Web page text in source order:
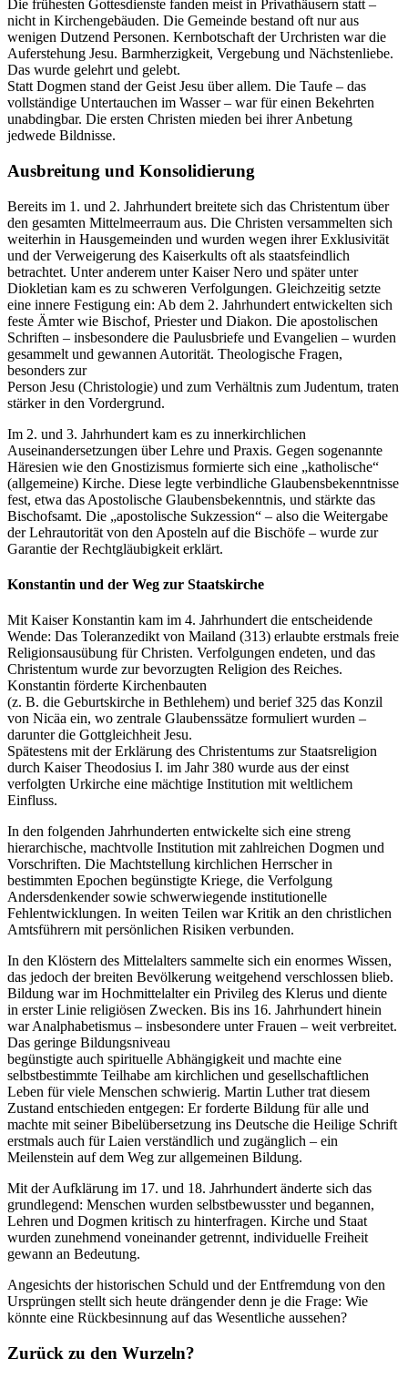
Die frühesten Gottesdienste fanden meist in Privathäusern statt –
nicht in Kirchengebäuden. Die Gemeinde bestand oft nur aus
wenigen Dutzend Personen. Kernbotschaft der Urchristen war die
Auferstehung Jesu. Barmherzigkeit, Vergebung und Nächstenliebe.
Das wurde gelehrt und gelebt.
Statt Dogmen stand der Geist Jesu über allem. Die Taufe – das
vollständige Untertauchen im Wasser – war für einen Bekehrten
unabdingbar. Die ersten Christen mieden bei ihrer Anbetung
jedwede Bildnisse.
Ausbreitung und Konsolidierung
Bereits im 1. und 2. Jahrhundert breitete sich das Christentum über
den gesamten Mittelmeerraum aus. Die Christen versammelten sich
weiterhin in Hausgemeinden und wurden wegen ihrer Exklusivität
und der Verweigerung des Kaiserkults oft als staatsfeindlich
betrachtet. Unter anderem unter Kaiser Nero und später unter
Diokletian kam es zu schweren Verfolgungen. Gleichzeitig setzte
eine innere Festigung ein: Ab dem 2. Jahrhundert entwickelten sich
feste Ämter wie Bischof, Priester und Diakon. Die apostolischen
Schriften – insbesondere die Paulusbriefe und Evangelien – wurden
gesammelt und gewannen Autorität. Theologische Fragen,
besonders zur
Person Jesu (Christologie) und zum Verhältnis zum Judentum, traten
stärker in den Vordergrund.
Im 2. und 3. Jahrhundert kam es zu innerkirchlichen
Auseinandersetzungen über Lehre und Praxis. Gegen sogenannte
Häresien wie den Gnostizismus formierte sich eine „katholische“
(allgemeine) Kirche. Diese legte verbindliche Glaubensbekenntnisse
fest, etwa das Apostolische Glaubensbekenntnis, und stärkte das
Bischofsamt. Die „apostolische Sukzession“ – also die Weitergabe
der Lehrautorität von den Aposteln auf die Bischöfe – wurde zur
Garantie der Rechtgläubigkeit erklärt.
Konstantin und der Weg zur Staatskirche
Mit Kaiser Konstantin kam im 4. Jahrhundert die entscheidende
Wende: Das Toleranzedikt von Mailand (313) erlaubte erstmals freie
Religionsausübung für Christen. Verfolgungen endeten, und das
Christentum wurde zur bevorzugten Religion des Reiches.
Konstantin förderte Kirchenbauten
(z. B. die Geburtskirche in Bethlehem) und berief 325 das Konzil
von Nicäa ein, wo zentrale Glaubenssätze formuliert wurden –
darunter die Gottgleichheit Jesu.
Spätestens mit der Erklärung des Christentums zur Staatsreligion
durch Kaiser Theodosius I. im Jahr 380 wurde aus der einst
verfolgten Urkirche eine mächtige Institution mit weltlichem
Einfluss.
In den folgenden Jahrhunderten entwickelte sich eine streng
hierarchische, machtvolle Institution mit zahlreichen Dogmen und
Vorschriften. Die Machtstellung kirchlichen Herrscher in
bestimmten Epochen begünstigte Kriege, die Verfolgung
Andersdenkender sowie schwerwiegende institutionelle
Fehlentwicklungen. In weiten Teilen war Kritik an den christlichen
Amtsführern mit persönlichen Risiken verbunden.
In den Klöstern des Mittelalters sammelte sich ein enormes Wissen,
das jedoch der breiten Bevölkerung weitgehend verschlossen blieb.
Bildung war im Hochmittelalter ein Privileg des Klerus und diente
in erster Linie religiösen Zwecken. Bis ins 16. Jahrhundert hinein
war Analphabetismus – insbesondere unter Frauen – weit verbreitet.
Das geringe Bildungsniveau
begünstigte auch spirituelle Abhängigkeit und machte eine
selbstbestimmte Teilhabe am kirchlichen und gesellschaftlichen
Leben für viele Menschen schwierig. Martin Luther trat diesem
Zustand entschieden entgegen: Er forderte Bildung für alle und
machte mit seiner Bibelübersetzung ins Deutsche die Heilige Schrift
erstmals auch für Laien verständlich und zugänglich – ein
Meilenstein auf dem Weg zur allgemeinen Bildung.
Mit der Aufklärung im 17. und 18. Jahrhundert änderte sich das
grundlegend: Menschen wurden selbstbewusster und begannen,
Lehren und Dogmen kritisch zu hinterfragen. Kirche und Staat
wurden zunehmend voneinander getrennt, individuelle Freiheit
gewann an Bedeutung.
Angesichts der historischen Schuld und der Entfremdung von den
Ursprüngen stellt sich heute drängender denn je die Frage: Wie
könnte eine Rückbesinnung auf das Wesentliche aussehen?
Zurück zu den Wurzeln?